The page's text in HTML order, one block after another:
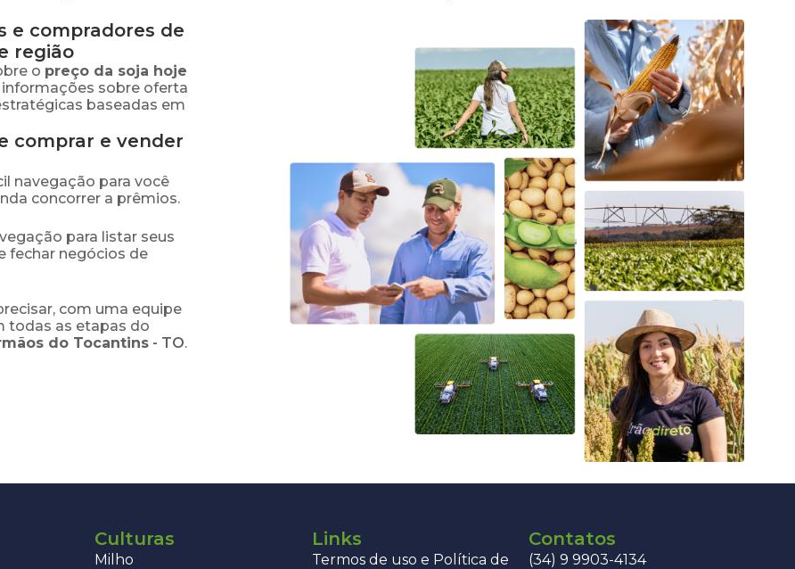
e compradores de
região
o preço da soja hoje
informações sobre oferta
baseadas em
comprar e vender
navegação para você
concorrer a prêmios.
para listar seus
fechar negócios de
com uma equipe
todas as etapas do
do Tocantins - TO.
Culturas
Milho
Links
Termos de uso e Política de
Contatos
(34) 9 9903-4134